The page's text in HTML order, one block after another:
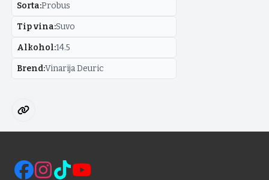
Sorta:Probus
Tip vina:Suvo
Alkohol:14.5
Brend:Vinarija Deuric